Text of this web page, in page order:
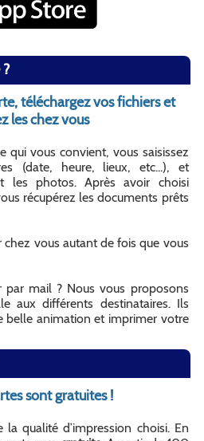
téléchargez vos fichiers et
les chez vous
qui vous convient, vous saisissez
(date, heure, lieux, etc...), et
les photos. Après avoir choisi
récupérez les documents prêts
vous autant de fois que vous
par mail ? Nous vous proposons
aux différents destinataires. Ils
belle animation et imprimer votre
sont gratuites !
qualité d’impression choisi. En